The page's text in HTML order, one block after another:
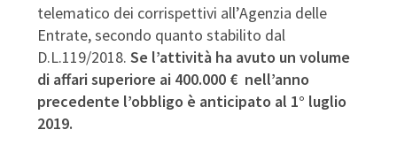
telematico dei corrispettivi all’Agenzia delle
Entrate, secondo quanto stabilito dal
D.L.119/2018. Se l’attività ha avuto un volume
di affari superiore ai 400.000 € nell’anno
precedente l’obbligo è anticipato al 1° luglio
2019.